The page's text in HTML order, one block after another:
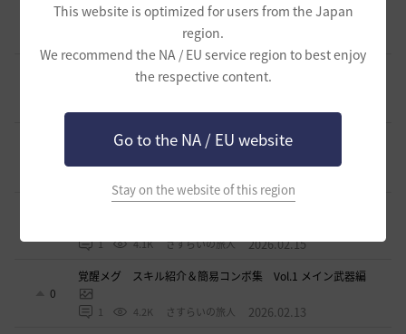
This website is optimized for users from the Japan
region.
We recommend the NA / EU service region to best enjoy
the respective content.
Go to the NA / EU website
Stay on the website of this region
ウィザード/覚醒ウサ】※3/31更新
アイシャハル-日本
【PvE】デッドアイ(DE) 狩り用：基本コンボ／ラバム（スキ
ル錬成）／スキル特化／小技まとめ（2026/02）
コルセアの奪われた歴史 黒い砂漠史上１ではないだろ
1 4.1K さすらいの旅人 2026.02.15
0
覚醒メグ スキル紹介＆簡易コンボ集 Vol.1 メイン武器編
1 4.2K さすらいの旅人 2026.02.13